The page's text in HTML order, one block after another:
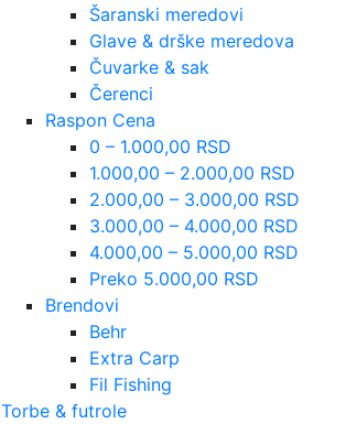
Šaranski meredovi
Glave & drške meredova
Čuvarke & sak
Čerenci
Raspon Cena
0 – 1.000,00 RSD
1.000,00 – 2.000,00 RSD
2.000,00 – 3.000,00 RSD
3.000,00 – 4.000,00 RSD
4.000,00 – 5.000,00 RSD
Preko 5.000,00 RSD
Brendovi
Behr
Extra Carp
Fil Fishing
Torbe & futrole